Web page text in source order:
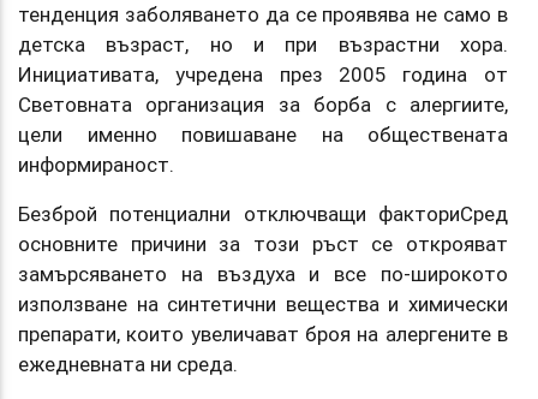
тенденция заболяването да се проявява не само в
детска възраст, но и при възрастни хора.
Инициативата, учредена през 2005 година от
Световната организация за борба с алергиите,
цели именно повишаване на обществената
информираност.
Безброй потенциални отключващи факториСред
основните причини за този ръст се открояват
замърсяването на въздуха и все по-широкото
използване на синтетични вещества и химически
препарати, които увеличават броя на алергените в
ежедневната ни среда.